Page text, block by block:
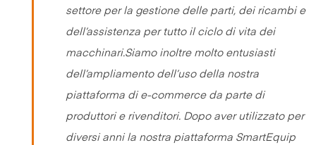
settore per la gestione delle parti, dei ricambi e
dell’assistenza per tutto il ciclo di vita dei
macchinari.Siamo inoltre molto entusiasti
dell’ampliamento dell’uso della nostra
piattaforma di e-commerce da parte di
produttori e rivenditori. Dopo aver utilizzato per
diversi anni la nostra piattaforma SmartEquip